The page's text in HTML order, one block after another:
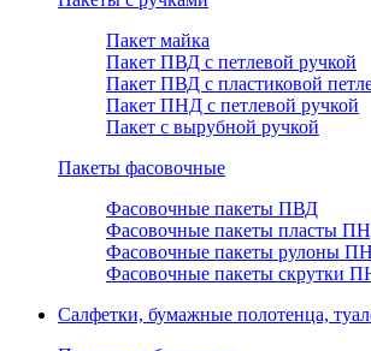
Пакет майка
Пакет ПВД с петлевой ручкой
Пакет ПВД с пластиковой
Пакет ПНД с петлевой ручкой
Пакет с вырубной ручкой
Пакеты фасовочные
Фасовочные пакеты ПВД
Фасовочные пакеты пласты
Фасовочные пакеты рулоны
Фасовочные пакеты скрутки
Салфетки, бумажные полотенца,